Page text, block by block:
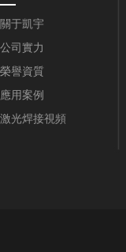
關于凱宇
公司實力
榮譽資質
應用案例
激光焊接視頻